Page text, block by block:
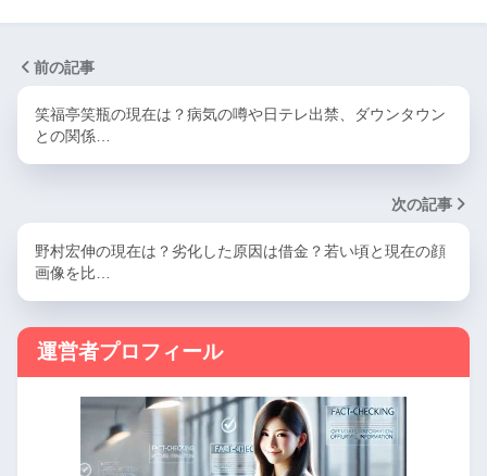
前の記事
笑福亭笑瓶の現在は？病気の噂や日テレ出禁、ダウンタウン
との関係…
次の記事
野村宏伸の現在は？劣化した原因は借金？若い頃と現在の顔
画像を比…
運営者プロフィール